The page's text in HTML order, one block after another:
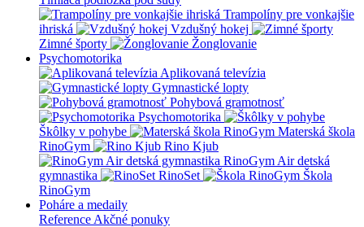
Trampolíny pre vonkajšie
ihriská
Vzdušný hokej
Zimné športy
Žonglovanie
Psychomotorika
Aplikovaná televízia
Gymnastické lopty
Pohybová gramotnosť
Psychomotorika
Škôlky v pohybe
Materská škola
RinoGym
Rino Kjub
RinoGym Air detská
gymnastika
RinoSet
Škola
RinoGym
Poháre a medaily
Reference Akčné ponuky